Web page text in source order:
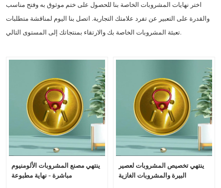
اختر نهايات المشروبات الخاصة بنا للحصول على ختم موثوق به وفتح مناسب
والقدرة على التعبير عن تفرد علامتك التجارية. اتصل بنا اليوم لمناقشة متطلبات
تعبئة المشروبات الخاصة بك والارتقاء بمنتجاتك إلى المستوى التالي.
ينتهي مصنع المشروبات الألومنيوم
مباشرة - نهاية مطبوعة
ينتهي تخصيص المشروبات لعصير
البيرة والمشروبات الغازية